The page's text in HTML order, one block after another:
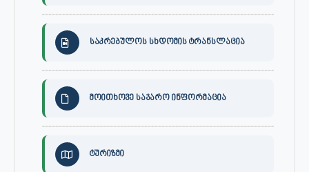
საკრებულოს სხდომის ტრანსლაცია
მოითხოვე საჯარო ინფორმაცია
ტურიზმი